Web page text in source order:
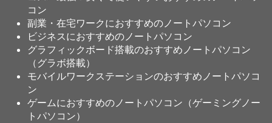
コン
副業・在宅ワークにおすすめのノートパソコン
ビジネスにおすすめのノートパソコン
グラフィックボード搭載のおすすめノートパソコン
（グラボ搭載）
モバイルワークステーションのおすすめノートパソコ
ン
ゲームにおすすめのノートパソコン（ゲーミングノー
トパソコン）